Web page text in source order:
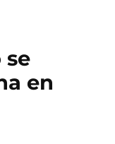
se
en